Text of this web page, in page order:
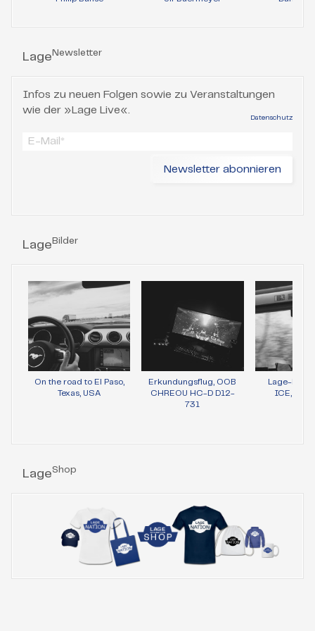
Lage Newsletter
Infos zu neuen Folgen sowie zu Veranstaltungen
wie der »Lage Live«.
Datenschutz
Lage Bilder
On the road to El Paso,
Texas, USA
Erkundungsflug, OOB
CHREOU HC-D D12-
731
Lage-Bild
ICE,
LageShop